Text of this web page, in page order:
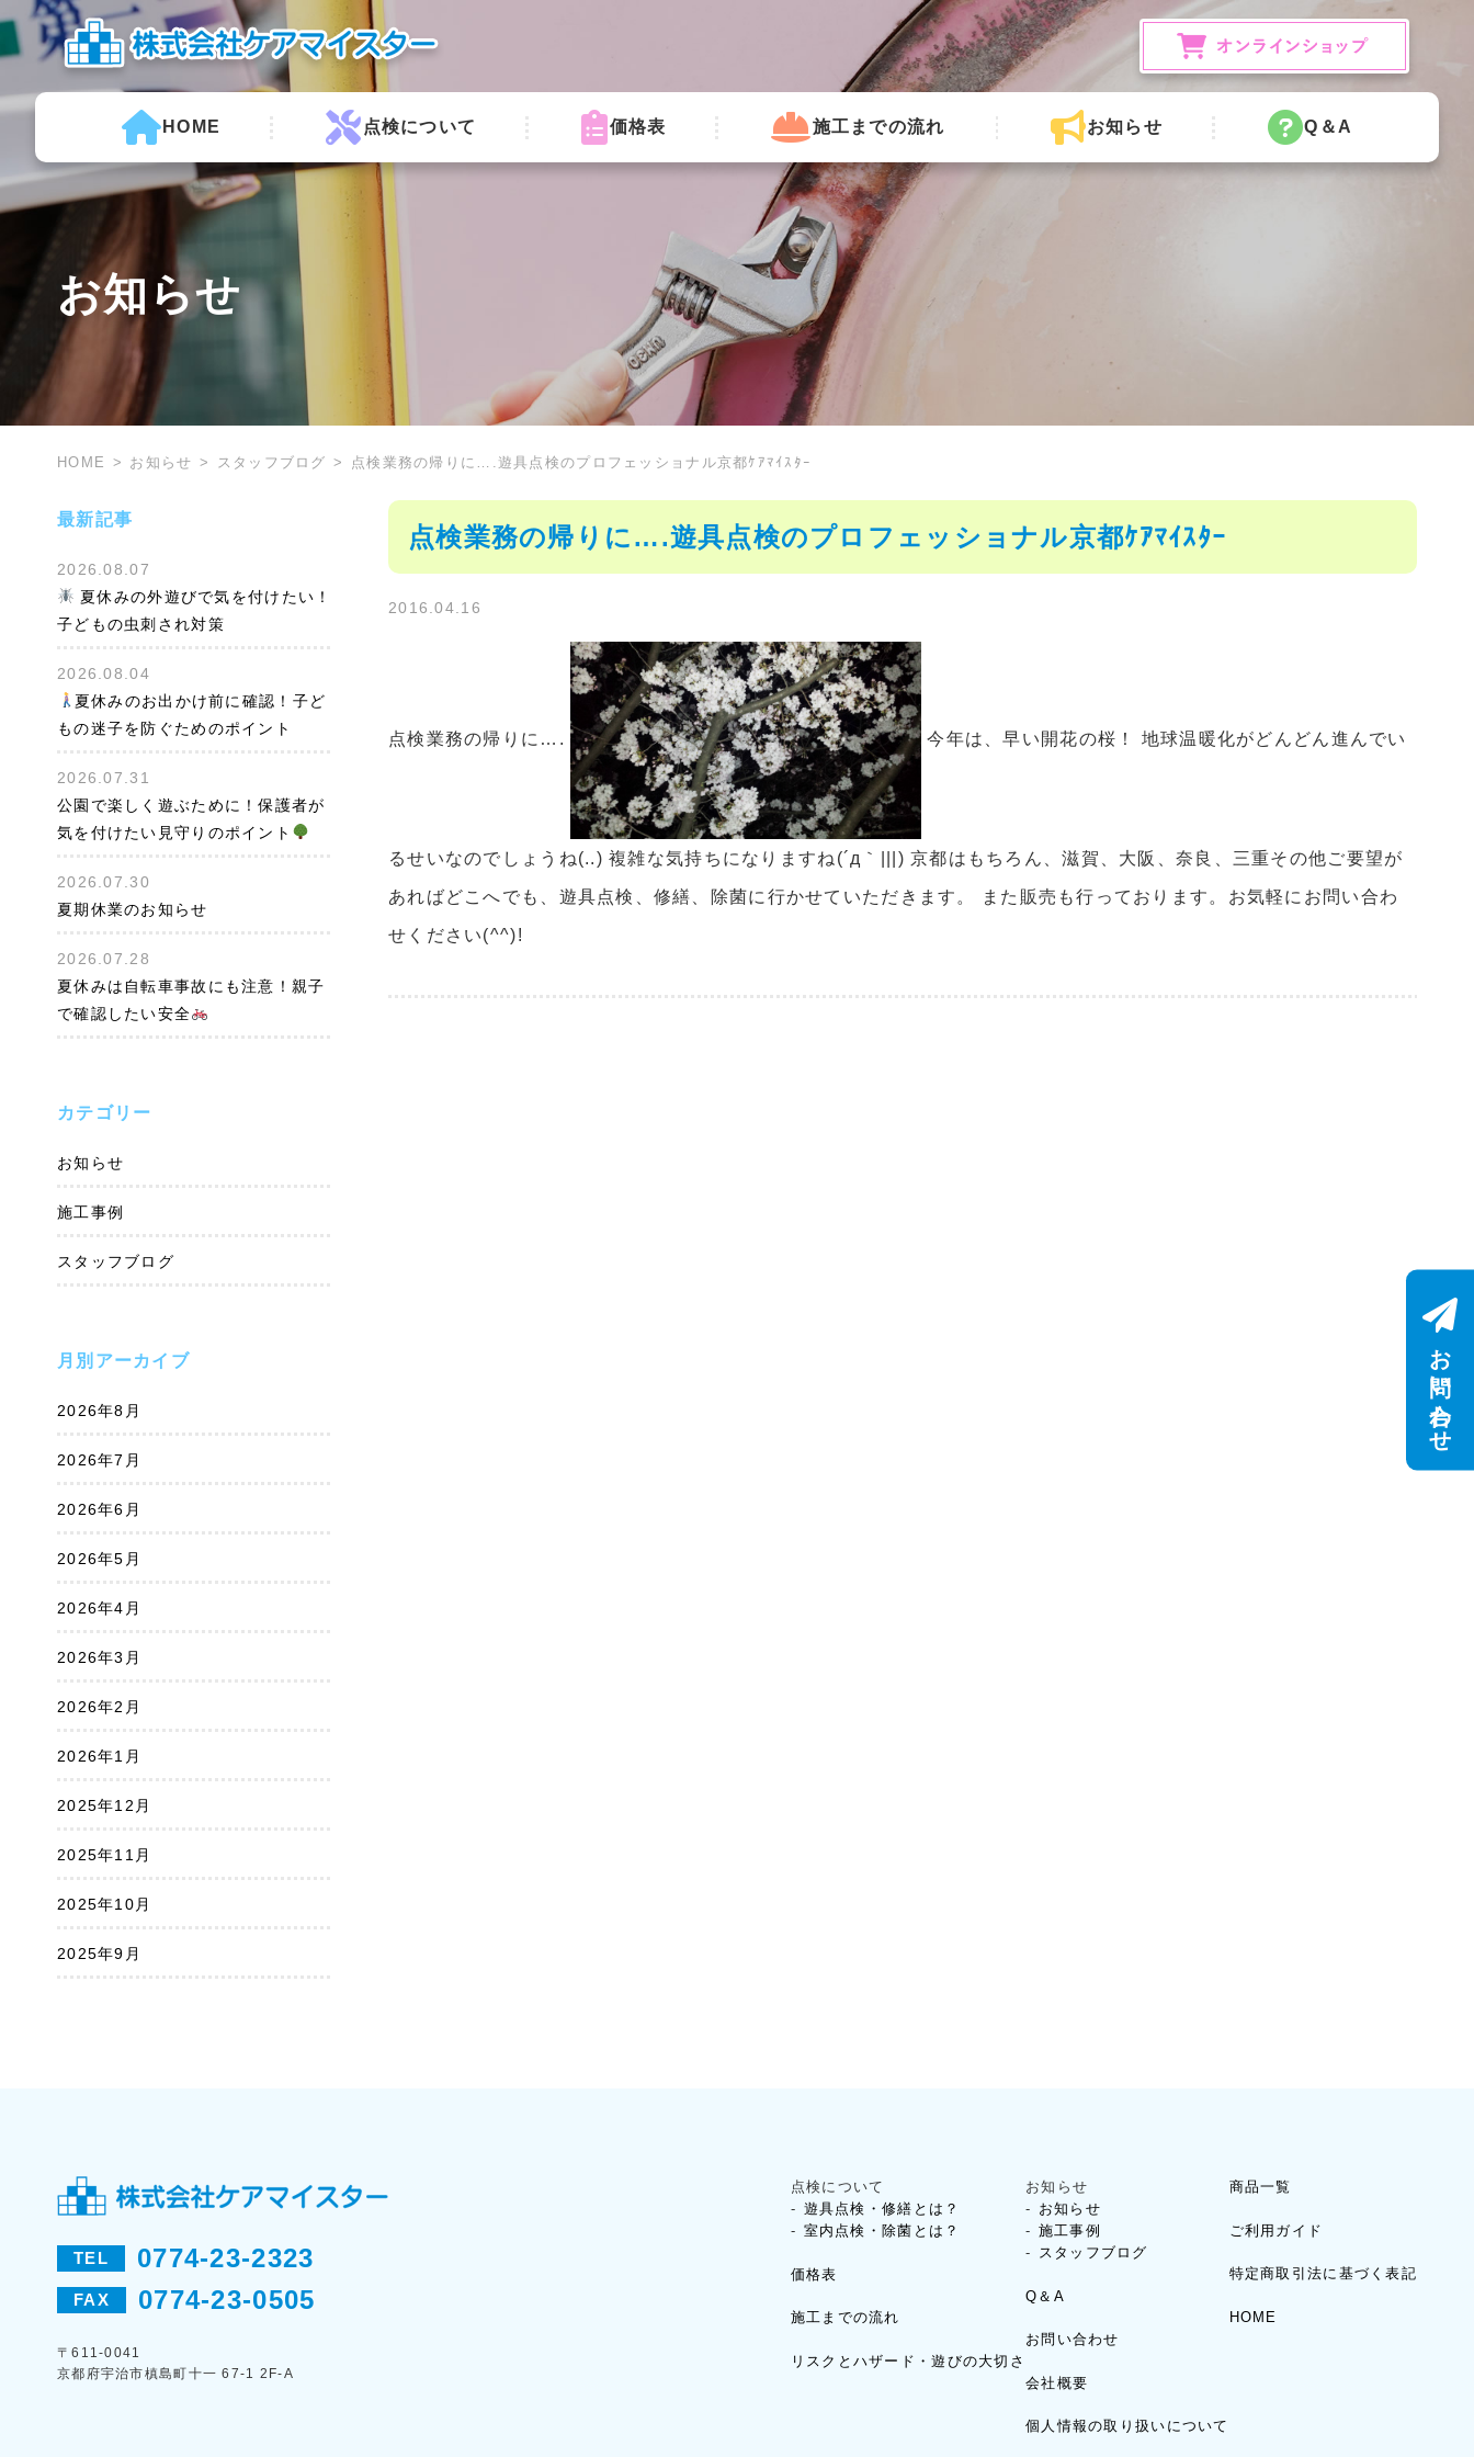
HOME 点検について 価格表 施工までの流れ お知らせ Q＆A
お知らせ
HOME お知らせ スタッフブログ 点検業務の帰りに….遊具点検のプロフェッショナル京都ｹｱﾏｲｽﾀｰ
最新記事
2026.08.07
夏休みの外遊びで気を付けたい！
子どもの虫刺され対策
2026.08.04
夏休みのお出かけ前に確認！子ど
もの迷子を防ぐためのポイント
2026.07.31
公園で楽しく遊ぶために！保護者が
気を付けたい見守りのポイント
2026.07.30
夏期休業のお知らせ
2026.07.28
夏休みは自転車事故にも注意！親子
で確認したい安全
カテゴリー
お知らせ
施工事例
スタッフブログ
月別アーカイブ
2026年8月
2026年7月
2026年6月
2026年5月
2026年4月
2026年3月
2026年2月
2026年1月
2025年12月
2025年11月
2025年10月
2025年9月
点検業務の帰りに….遊具点検のプロフェッショナル京都ｹｱﾏｲｽﾀｰ
2016.04.16
点検業務の帰りに…. 今年は、早い開花の桜！ 地球温暖化がどんどん進んでい
るせいなのでしょうね(..) 複雑な気持ちになりますね(´д｀|||) 京都はもちろん、滋賀、大阪、奈良、三重その他ご要望が
あればどこへでも、遊具点検、修繕、除菌に行かせていただきます。 また販売も行っております。お気軽にお問い合わ
せください(^^)!
TEL 0774-23-2323
FAX 0774-23-0505
〒611-0041
京都府宇治市槙島町十一 67-1 2F-A
点検について
遊具点検・修繕とは？
室内点検・除菌とは？
価格表
施工までの流れ
リスクとハザード・遊びの大切さ
お知らせ
お知らせ
施工事例
スタッフブログ
Q＆A
お問い合わせ
会社概要
個人情報の取り扱いについて
商品一覧
ご利用ガイド
特定商取引法に基づく表記
HOME
お問い合わせ